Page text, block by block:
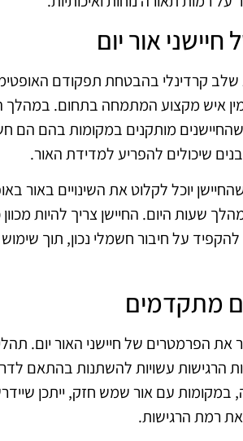
אור יום
שלב קרדינלי בהבטחת תפקודם
איש מקצוע המתמחה בתחום.
שהחיישנים מותקנים במקומות בהם הם
שיכולים להפריע למדידת האור.
יוכל לקלוט את השינויים באור
שעות היום. החיישן צריך להיות
להקפיד על חיבור חשמלי נכון, תוך
מתקדמים
הפרמטרים של חיישני האור יום.
הרגישות עשויות להשתנות בהתאם
עם אור שמש חזק, ייתכן
רמת הרגישות.